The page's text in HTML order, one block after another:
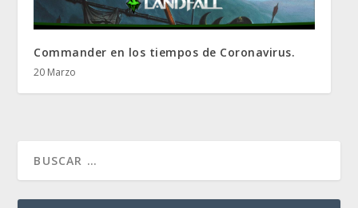
Commander en los tiempos de Coronavirus.
20 Marzo